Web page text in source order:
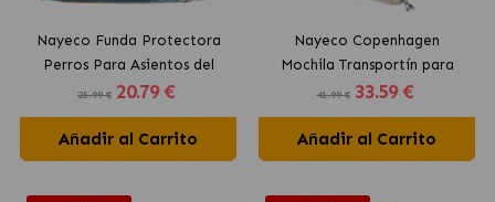
Nayeco Funda Protectora
Perros Para Asientos del
Coche
25.99 € 20.79 €
Añadir al Carrito
Nayeco Copenhagen
Mochila Transportín para
Perros
41.99 € 33.59 €
Añadir al Carrito